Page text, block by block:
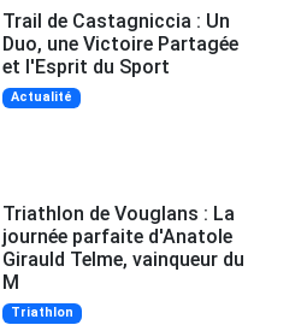
Trail de Castagniccia : Un
Duo, une Victoire Partagée
et l'Esprit du Sport
Actualité
Triathlon de Vouglans : La
journée parfaite d'Anatole
Girauld Telme, vainqueur du
M
Triathlon